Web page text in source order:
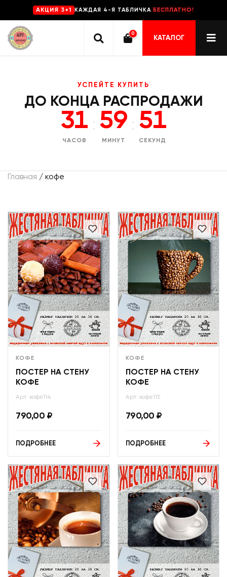
AKЦИЯ 3+1 КАЖДАЯ 4-Я ТАБЛИЧКА БЕСПЛАТНО!
0
КАТАЛОГ
УСПЕЙТЕ КУПИТЬ
ДО КОНЦА РАСПРОДАЖИ
31
ЧАСОВ
: 59
МИНУТ
: 51
СЕКУНД
Главная / кофе
КОФЕ
ПОСТЕР НА СТЕНУ
КОФЕ
Арт: кофе114
790,00 ₽
ПОДРОБНЕЕ
КОФЕ
ПОСТЕР НА СТЕНУ
КОФЕ
Арт: кофе115
790,00 ₽
ПОДРОБНЕЕ